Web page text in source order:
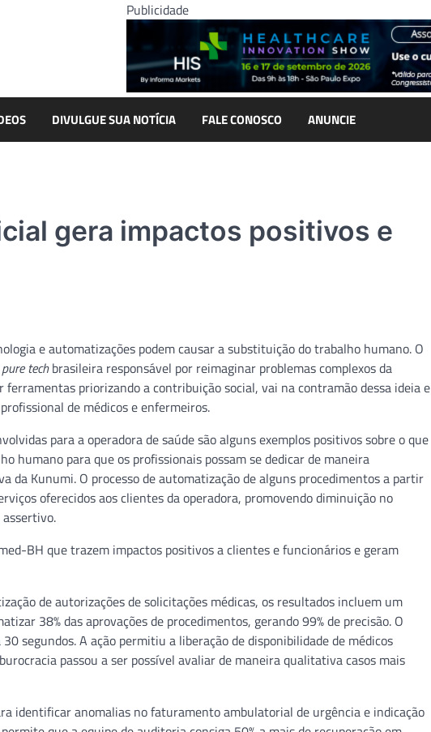
Publicidade
DIVULGUE SUA NOTÍCIA FALE CONOSCO ANUNCIE
gera impactos positivos e
e automatizações podem causar a substituição do trabalho humano. O
pure techbrasileira responsável por reimaginar problemas complexos da
priorizando a contribuição social, vai na contramão dessa ideia e
de médicos e enfermeiros.
para a operadora de saúde são alguns exemplos positivos sobre o que
humano para que os profissionais possam se dedicar de maneira
da Kunumi. O processo de automatização de alguns procedimentos a partir
oferecidos aos clientes da operadora, promovendo diminuição no
BH que trazem impactos positivos a clientes e funcionários e geram
de autorizações de solicitações médicas, os resultados incluem um
38% das aprovações de procedimentos, gerando 99% de precisão. O
segundos. A ação permitiu a liberação de disponibilidade de médicos
passou a ser possível avaliar de maneira qualitativa casos mais
identificar anomalias no faturamento ambulatorial de urgência e indicação